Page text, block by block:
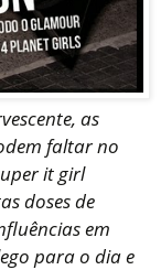
as
faltar no
it girl
doses de
em
para o dia e